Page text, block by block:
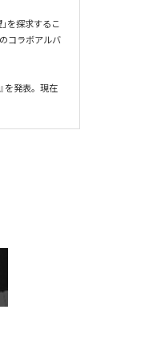
を探求するこ
コラボアルバ
を発表。現在